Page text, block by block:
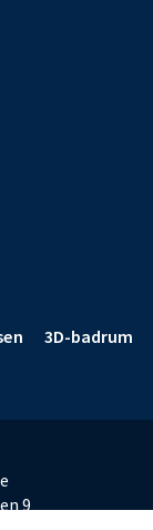
3D-badrum
9